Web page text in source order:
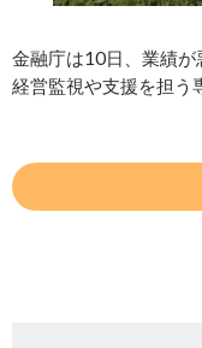
金融庁は10日、業績
経営監視や支援を担